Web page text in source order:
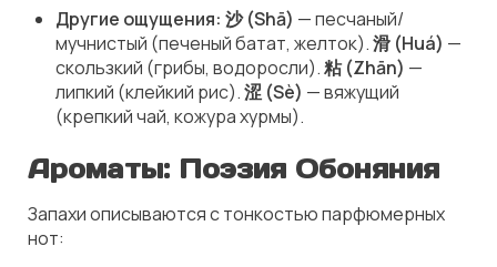
Другие ощущения: 沙 (Shā) —песчаный/
мучнистый (печеный батат, желток).滑 (Huá) —
скользкий (грибы, водоросли).粘 (Zhān) —
липкий (клейкий рис).涩 (Sè) —вяжущий
(крепкий чай, кожура хурмы).
Ароматы: Поэзия Обоняния
Запахи описываются с тонкостью парфюмерных
нот: